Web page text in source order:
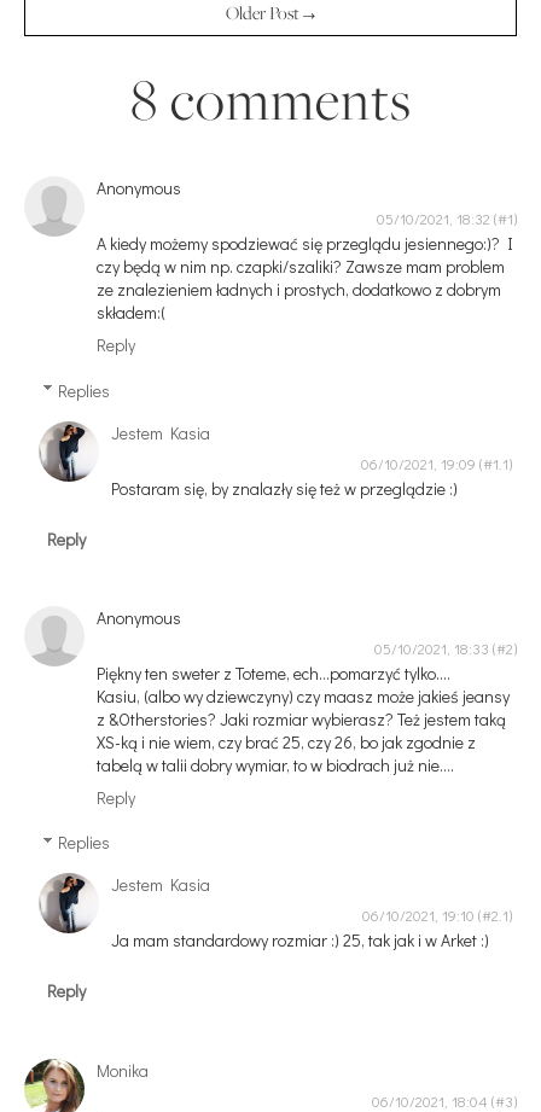
Older Post →
8 comments
Anonymous
05/10/2021, 18:32
A kiedy możemy spodziewać się przeglądu jesiennego:)? I
czy będą w nim np. czapki/szaliki? Zawsze mam problem
ze znalezieniem ładnych i prostych, dodatkowo z dobrym
składem:(
Reply
Replies
Jestem Kasia
06/10/2021, 19:09
Postaram się, by znalazły się też w przeglądzie :)
Reply
Anonymous
05/10/2021, 18:33
Piękny ten sweter z Toteme, ech...pomarzyć tylko....
Kasiu, (albo wy dziewczyny) czy maasz może jakieś jeansy
z &Otherstories? Jaki rozmiar wybierasz? Też jestem taką
XS-ką i nie wiem, czy brać 25, czy 26, bo jak zgodnie z
tabelą w talii dobry wymiar, to w biodrach już nie....
Reply
Replies
Jestem Kasia
06/10/2021, 19:10
Ja mam standardowy rozmiar :) 25, tak jak i w Arket :)
Reply
Monika
06/10/2021, 18:04